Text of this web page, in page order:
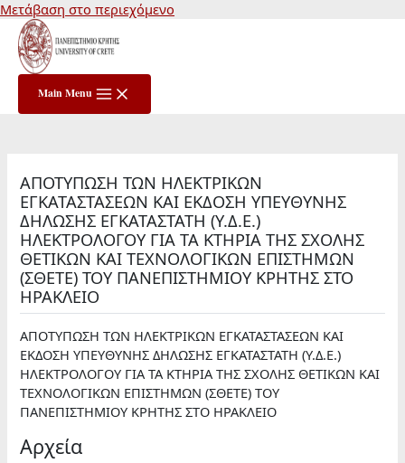
Μετάβαση στο περιεχόμενο
Main Menu
ΑΠΟΤΥΠΩΣΗ ΤΩΝ ΗΛΕΚΤΡΙΚΩΝ
ΕΓΚΑΤΑΣΤΑΣΕΩΝ ΚΑΙ ΕΚΔΟΣΗ ΥΠΕΥΘΥΝΗΣ
ΔΗΛΩΣΗΣ ΕΓΚΑΤΑΣΤΑΤΗ (Υ.Δ.Ε.)
ΗΛΕΚΤΡΟΛΟΓΟΥ ΓΙΑ ΤΑ ΚΤΗΡΙΑ ΤΗΣ ΣΧΟΛΗΣ
ΘΕΤΙΚΩΝ ΚΑΙ ΤΕΧΝΟΛΟΓΙΚΩΝ ΕΠΙΣΤΗΜΩΝ
(ΣΘΕΤΕ) ΤΟΥ ΠΑΝΕΠΙΣΤΗΜΙΟΥ ΚΡΗΤΗΣ ΣΤΟ
ΗΡΑΚΛΕΙΟ
ΑΠΟΤΥΠΩΣΗ ΤΩΝ ΗΛΕΚΤΡΙΚΩΝ ΕΓΚΑΤΑΣΤΑΣΕΩΝ ΚΑΙ
ΕΚΔΟΣΗ ΥΠΕΥΘΥΝΗΣ ΔΗΛΩΣΗΣ ΕΓΚΑΤΑΣΤΑΤΗ (Υ.Δ.Ε.)
ΗΛΕΚΤΡΟΛΟΓΟΥ ΓΙΑ ΤΑ ΚΤΗΡΙΑ ΤΗΣ ΣΧΟΛΗΣ ΘΕΤΙΚΩΝ ΚΑΙ
ΤΕΧΝΟΛΟΓΙΚΩΝ ΕΠΙΣΤΗΜΩΝ (ΣΘΕΤΕ) ΤΟΥ
ΠΑΝΕΠΙΣΤΗΜΙΟΥ ΚΡΗΤΗΣ ΣΤΟ ΗΡΑΚΛΕΙΟ
Αρχεία